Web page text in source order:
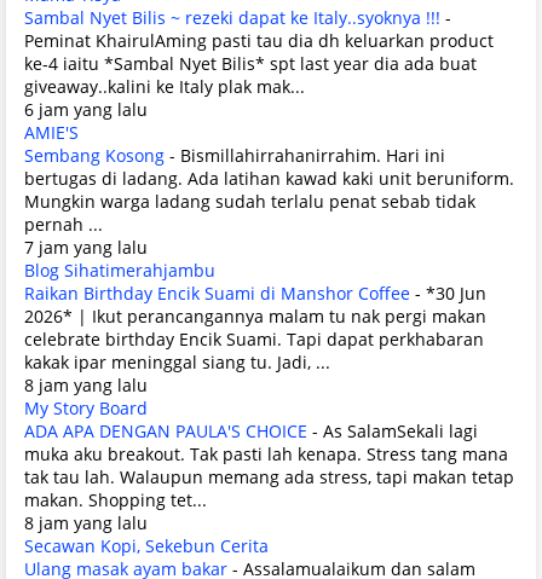
Sambal Nyet Bilis ~ rezeki dapat ke Italy..syoknya !!! -
Peminat KhairulAming pasti tau dia dh keluarkan product
ke-4 iaitu *Sambal Nyet Bilis* spt last year dia ada buat
giveaway..kalini ke Italy plak mak...
6 jam yang lalu
AMIE'S
Sembang Kosong - Bismillahirrahanirrahim. Hari ini
bertugas di ladang. Ada latihan kawad kaki unit beruniform.
Mungkin warga ladang sudah terlalu penat sebab tidak
pernah ...
7 jam yang lalu
Blog Sihatimerahjambu
Raikan Birthday Encik Suami di Manshor Coffee - *30 Jun
2026* | Ikut perancangannya malam tu nak pergi makan
celebrate birthday Encik Suami. Tapi dapat perkhabaran
kakak ipar meninggal siang tu. Jadi, ...
8 jam yang lalu
My Story Board
ADA APA DENGAN PAULA'S CHOICE - As SalamSekali lagi
muka aku breakout. Tak pasti lah kenapa. Stress tang mana
tak tau lah. Walaupun memang ada stress, tapi makan tetap
makan. Shopping tet...
8 jam yang lalu
Secawan Kopi, Sekebun Cerita
Ulang masak ayam bakar - Assalamualaikum dan salam